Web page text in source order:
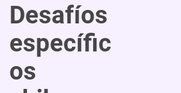
Desafíos
específic
os